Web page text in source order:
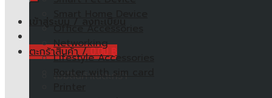
ตะกร้าสินค้า /0.00 ฿
ไม่มีสินค้าในตะกร้า
Networking
Lifestyle Accessories
Router with sim card